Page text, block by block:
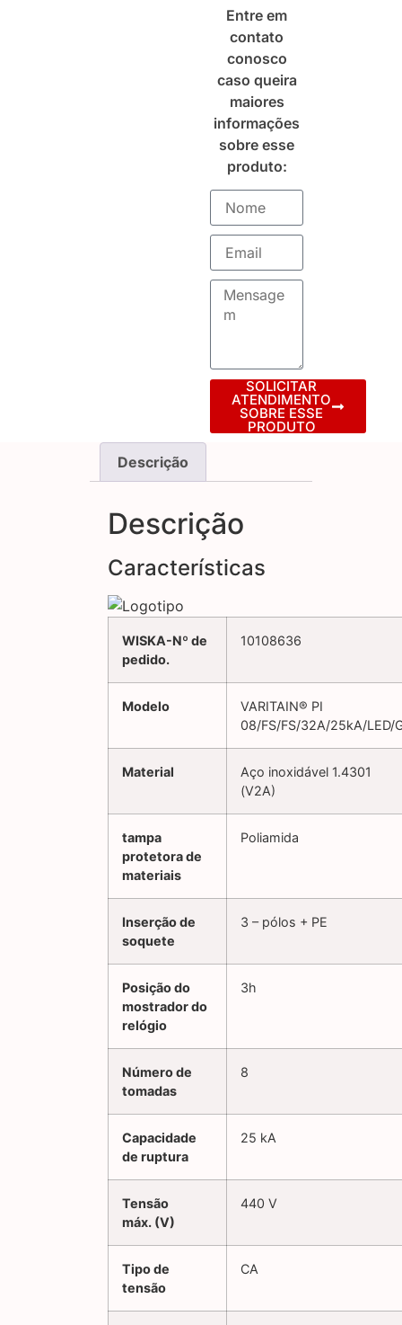
Entre em
contato
conosco
caso queira
maiores
informações
sobre esse
produto:
SOLICITAR
ATENDIMENTO
SOBRE ESSE
PRODUTO
Descrição
Descrição
Características
WISKA-Nº de
pedido.
10108636
Modelo
VARITAIN® PI
08/FS/FS/32A/25kA/LED/
Material
Aço inoxidável 1.4301
(V2A)
tampa
protetora de
materiais
Poliamida
Inserção de
soquete
3 – pólos + PE
Posição do
mostrador do
relógio
3h
Número de
tomadas
8
Capacidade
de ruptura
25 kA
Tensão
máx. (V)
440 V
Tipo de
tensão
CA